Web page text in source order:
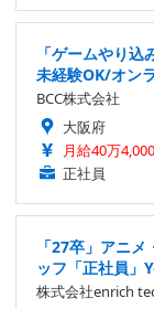
「ゲームやり
未経験OK/オン
BCC株式会社
大阪府
月給40万
正社員
「27卒」アニ
ッフ「正社員」
株式会社enrich